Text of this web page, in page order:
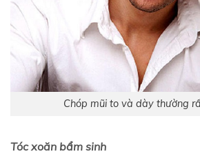
Chóp mũi to và dày thường
Tóc xoăn bẩm sinh